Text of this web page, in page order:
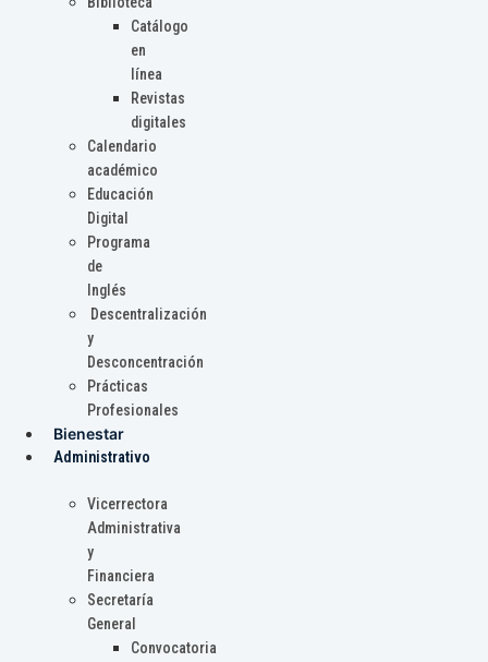
Catálogo
en
línea
Revistas
digitales
Calendario
académico
Educación
Digital
Programa
de
Inglés
Descentralización
y
Desconcentración
Prácticas
Profesionales
Bienestar
Administrativo
Vicerrectora
Administrativa
y
Financiera
Secretaría
General
Convocatoria